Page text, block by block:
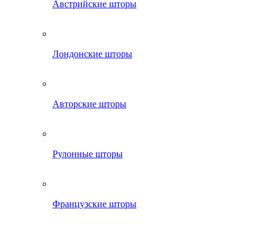
Австрийские шторы
Лондонские шторы
Авторские шторы
Рулонные шторы
Французские шторы